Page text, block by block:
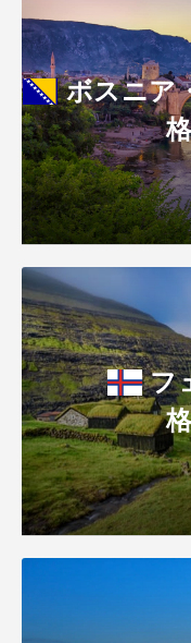
ボスニア
フ